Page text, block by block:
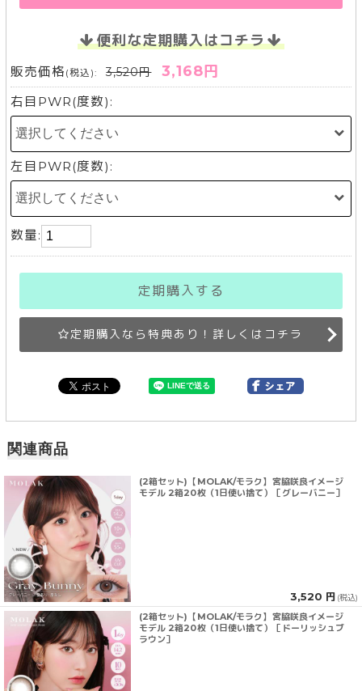
便利な定期購入はコチラ
販売価格 (税込): 3,520円 3,168円
右目PWR(度数):
左目PWR(度数):
数量:
定期購入する
定期購入なら特典あり！詳しくはコチラ
関連商品
(2箱セット)【MOLAK/モラク】宮脇咲良イメージ
モデル 2箱20枚（1日使い捨て）［グレーバニー］
3,520 円 (税込)
(2箱セット)【MOLAK/モラク】宮脇咲良イメージ
モデル 2箱20枚（1日使い捨て）［ドーリッシュブ
ラウン］